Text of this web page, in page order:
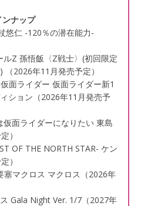
ナップ
悠仁 -120％の潜在能力-
Z 孫悟飯〈Z戦士〉(初回限定
（2026年11月発売予定）
面ライダー 仮面ライダー新1
ション（2026年11月発売予
面ライダーになりたい 東島
）
OF THE NORTH STAR- ケン
）
マクロス マクロス（2026年
Gala Night Ver. 1/7（2027年